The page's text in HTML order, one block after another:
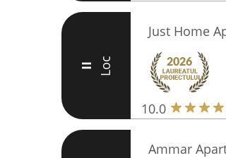
II Loc
Just Home
10.0
Ammar